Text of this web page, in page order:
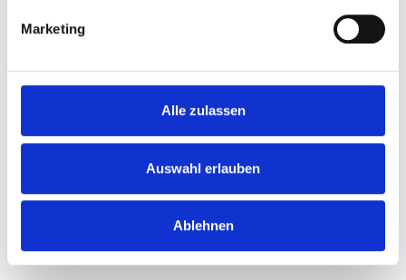
Marketing
Alle zulassen
Auswahl erlauben
Ablehnen
Password Confirmation:*